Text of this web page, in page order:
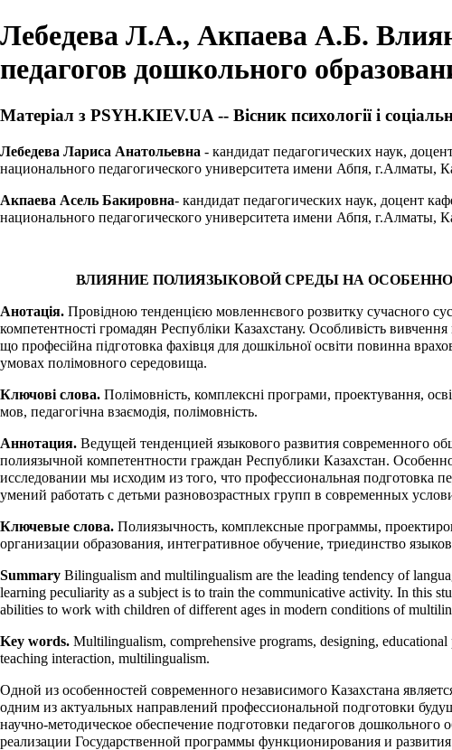
Лебедева Л.А., Акпаева А.Б.
педагогов дошкольного
Матеріал з PSYH.KIEV.UA -- Вісник психології і
Лебедева Лариса Анатольевна - кандидат педагогических наук,
национального педагогического университета имени Абпя, г.Алматы,
Акпаева Асель Бакировна- кандидат педагогических наук, доцент
национального педагогического университета имени Абпя, г.Алматы,
ВЛИЯНИЕ ПОЛИЯЗЫКОВОЙ СРЕДЫ НА
Анотація. Провідною тенденцією мовленнєвого розвитку сучасного
компетентності громадян Республіки Казахстану. Особливість
що професійна підготовка фахівця для дошкільної освіти повинна
умовах полімовного середовища.
Ключові слова. Полімовність, комплексні програми, проектування,
мов, педагогічна взаємодія, полімовність.
Аннотация. Ведущей тенденцией языкового развития современного
полиязычной компетентности граждан Республики Казахстан.
исследовании мы исходим из того, что профессиональная подготовка
умений работать с детьми разновозрастных групп в современных
Ключевые слова. Полиязычность, комплексные программы,
организации образования, интегративное обучение, триединство
Summary Bilingualism and multilingualism are the leading tendency of
learning peculiarity as a subject is to train the communicative activity. In this
abilities to work with children of different ages in modern conditions of
Key words. Multilingualism, comprehensive programs, designing,
teaching interaction, multilingualism.
Одной из особенностей современного независимого Казахстана
одним из актуальных направлений профессиональной подготовки
научно-методическое обеспечение подготовки педагогoв
реализации Государственной программы функционирования и